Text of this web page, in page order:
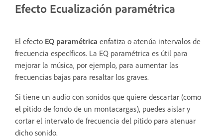
Efecto Ecualización paramétrica
El efecto EQ paramétrica enfatiza o atenúa intervalos de
frecuencia específicos. La EQ paramétrica es útil para
mejorar la música, por ejemplo, para aumentar las
frecuencias bajas para resaltar los graves.
Si tiene un audio con sonidos que quiere descartar (como
el pitido de fondo de un montacargas), puedes aislar y
cortar el intervalo de frecuencia del pitido para atenuar
dicho sonido.